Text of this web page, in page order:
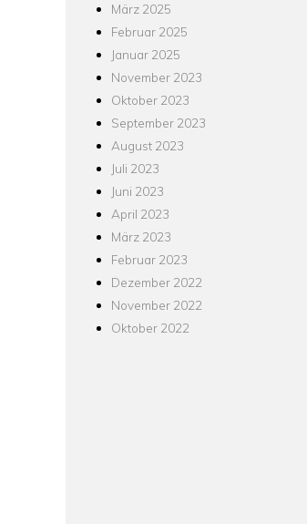
März 2025
Februar 2025
Januar 2025
November 2023
Oktober 2023
September 2023
August 2023
Juli 2023
Juni 2023
April 2023
März 2023
Februar 2023
Dezember 2022
November 2022
Oktober 2022